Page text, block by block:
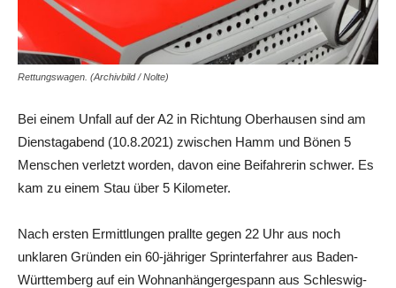
Rettungswagen. (Archivbild / Nolte)
Bei einem Unfall auf der A2 in Richtung Oberhausen sind am
Dienstagabend (10.8.2021) zwischen Hamm und Bönen 5
Menschen verletzt worden, davon eine Beifahrerin schwer. Es
kam zu einem Stau über 5 Kilometer.
Nach ersten Ermittlungen prallte gegen 22 Uhr aus noch
unklaren Gründen ein 60-jähriger Sprinterfahrer aus Baden-
Württemberg auf ein Wohnanhängergespann aus Schleswig-